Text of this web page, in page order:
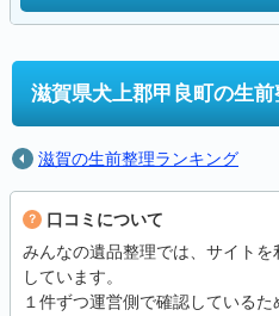
滋賀県犬上郡甲良町の生前
滋賀の生前整理ランキング
口コミについて
みんなの遺品整理では、サイト
しています。
１件ずつ運営側で確認している